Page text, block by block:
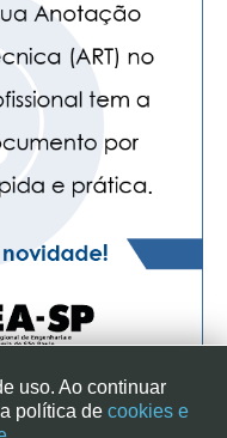
uso. Ao continuar
política de cookies e